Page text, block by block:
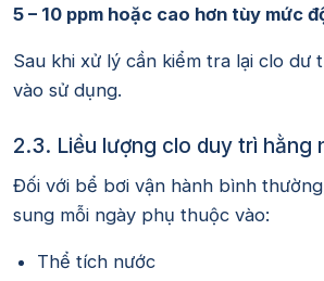
5 – 10 ppm hoặc cao hơn tùy mức
Sau khi xử lý cần kiểm tra lại clo dư
vào sử dụng.
2.3. Liều lượng clo duy trì hằng
Đối với bể bơi vận hành bình
sung mỗi ngày phụ thuộc vào:
Thể tích nước